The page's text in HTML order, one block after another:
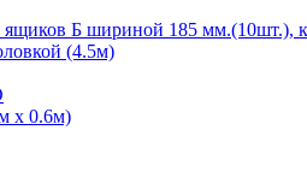
ящиков Б шириной 185 мм.(10шт.),
(4.5м)
х 0.6м)